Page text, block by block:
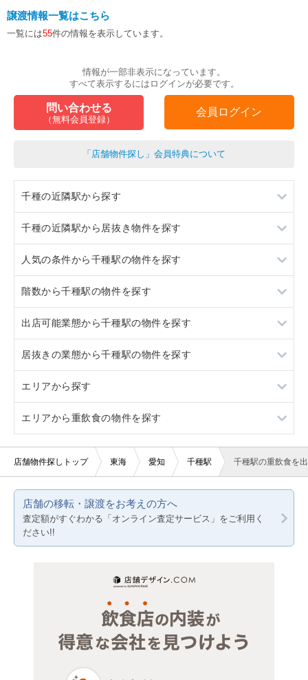
譲渡情報一覧はこちら
一覧には55件の情報を表示しています。
情報が一部非表示になっています。
すべて表示するにはログインが必要です。
問い合わせる
（無料会員登録）
会員ログイン
「店舗物件探し」会員特典について
千種の近隣駅から探す
大曽根
鶴舞
今池
新栄町
千種の近隣駅から居抜き物件を探す
大曽根
鶴舞
今池
新栄町
人気の条件から千種駅の物件を探す
居抜き
スケルトン
看板取り付け可
10坪以下
20坪以下
賃料10万円以下
階数から千種駅の物件を探す
2階
3階以上
出店可能業態から千種駅の物件を探す
重飲食
軽飲食
バー・クラブ
美容室・理容室
医療・歯科・クリニック
物販・小売
ジム・教室・スタジオ
その他サービス・その他
居抜きの業態から千種駅の物件を探す
その他
エリアから探す
愛知
静岡
三重
エリアから重飲食の物件を探す
愛知
岐阜
三重
店舗物件探しトップ 東海 愛知 千種駅 千種駅の重飲食を
店舗の移転・譲渡をお考えの方へ
査定額がすぐわかる「オンライン査定サービス」をご利用く
ださい!!